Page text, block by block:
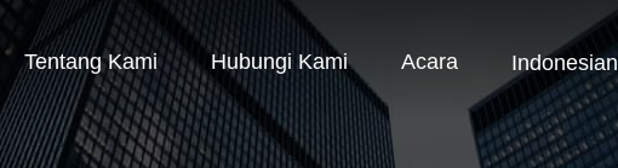
Tentang Kami Hubungi Kami Acara Indonesian